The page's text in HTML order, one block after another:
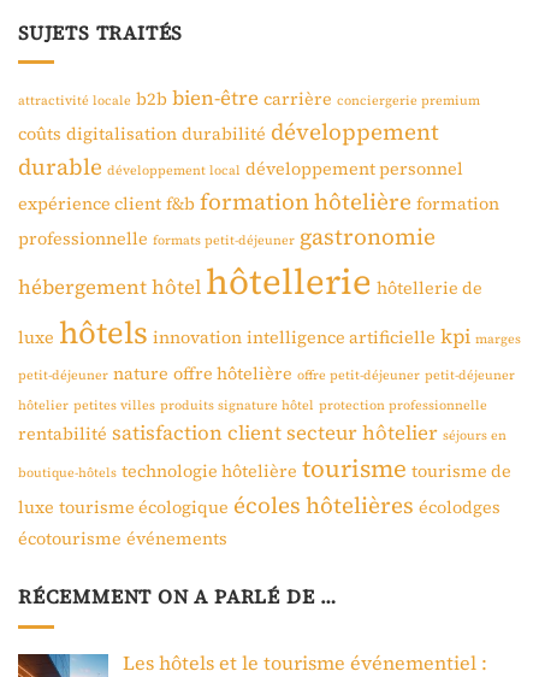
SUJETS TRAITÉS
attractivité locale b2b bien-être carrière conciergerie premium
coûts digitalisation durabilité développement
durable développement local développement personnel
expérience client f&b formation hôtelière formation
professionnelle formats petit-déjeuner gastronomie
hébergementhôtel hôtellerie hôtellerie de
luxe hôtels innovation intelligence artificielle kpi marges
petit-déjeuner nature offre hôtelière offre petit-déjeuner petit-déjeuner
hôtelier petites villes produits signature hôtel protection professionnelle
rentabilité satisfaction clientsecteur hôtelier séjours en
boutique-hôtels technologie hôtelière tourisme tourisme de
luxe tourisme écologique écoles hôtelières écolodges
écotourisme événements
RÉCEMMENT ON A PARLÉ DE …
Les hôtels et le tourisme événementiel :